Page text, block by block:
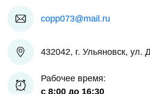
copp073@mail.ru
432042, г. Ульяновск, ул.
Рабочее время:
с 8:00 до 16:30